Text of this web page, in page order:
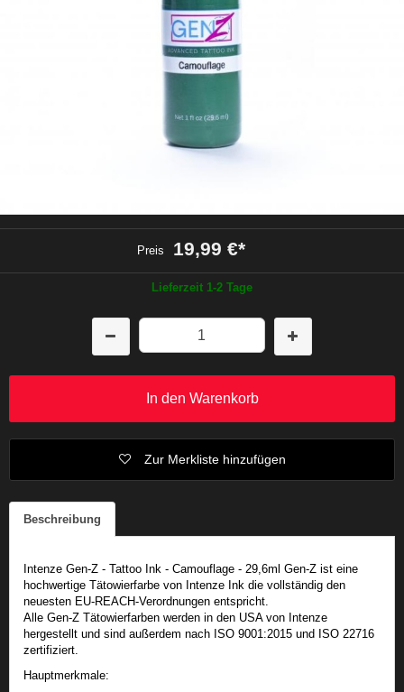
Preis 19,99 €*
Lieferzeit 1-2 Tage
In den Warenkorb
Zur Merkliste hinzufügen
Beschreibung
Intenze Gen-Z - Tattoo Ink - Camouflage - 29,6ml Gen-Z ist eine
hochwertige Tätowierfarbe von Intenze Ink die vollständig den
neuesten EU-REACH-Verordnungen entspricht.
Alle Gen-Z Tätowierfarben werden in den USA von Intenze
hergestellt und sind außerdem nach ISO 9001:2015 und ISO 22716
zertifiziert.
Hauptmerkmale: